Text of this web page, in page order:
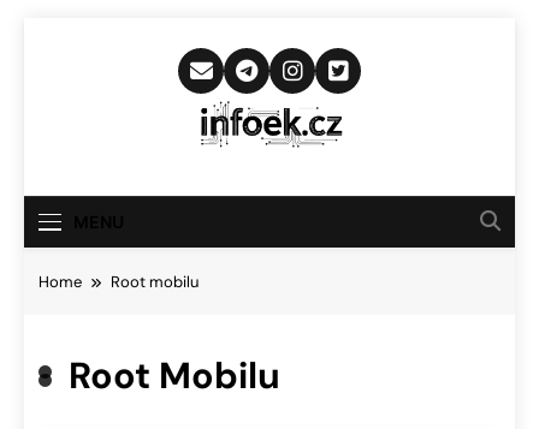
Infoek.cz
Novinkám
Home Root mobilu
Root Mobilu